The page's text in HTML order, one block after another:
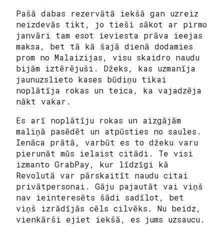
Pašā dabas rezervātā iekšā gan uzreiz
neizdevās tikt, jo tieši sākot ar pirmo
janvāri tam esot ieviesta prāva ieejas
maksa, bet tā kā šajā dienā dodamies
prom no Malaizijas, visu skaidro naudu
bijām iztērējuši. Džeks, kas uzmanīja
jaunuzslieto kases būdiņu tikai
noplātīja rokas un teica, ka vajadzēja
nākt vakar.
Es arī noplātīju rokas un aizgājām
maliņā pasēdēt un atpūsties no saules.
Ienāca prātā, varbūt es to džeku varu
pierunāt mūs ielaist citādi. Te visi
izmanto GrabPay, kur līdzīgi kā
Revolutā var pārskaitīt naudu citai
privātpersonai. Gāju pajautāt vai viņš
nav ieinteresēts šādi sadīlot, bet
viņš izrādījās cēls cilvēks. Nu beidz,
vienkārši ejiet iekšā, es jums uzsaucu.